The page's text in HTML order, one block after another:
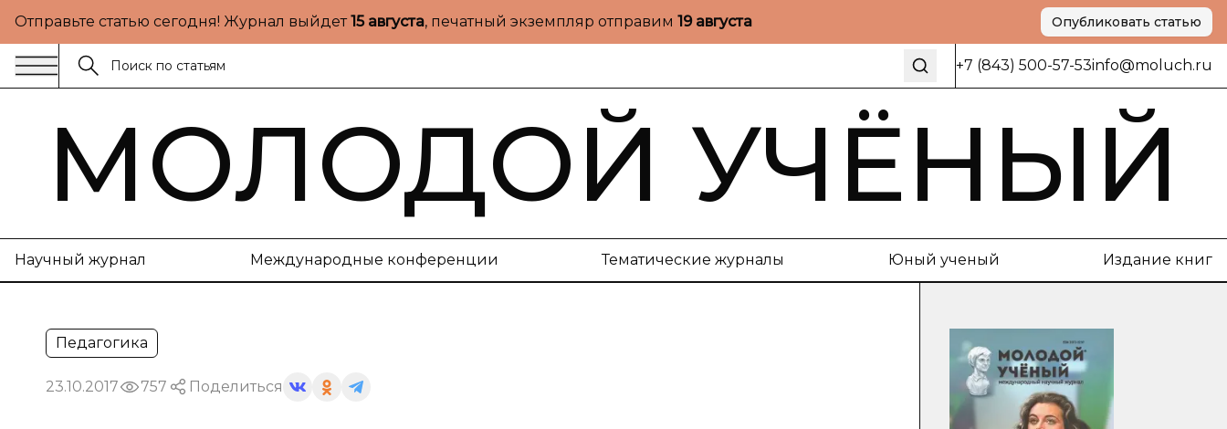
Отправьте статью сегодня! Журнал выйдет15 августа, печатный экземпляр отправим 19 августа Опубликовать статью
+7 (843) 500-57-53info@moluch.ru
МОЛОДОЙ УЧЁНЫЙ
Научный журнал Международные конференции Тематические журналы Юный ученый Издание книг
Педагогика
23.10.2017 757 Поделиться